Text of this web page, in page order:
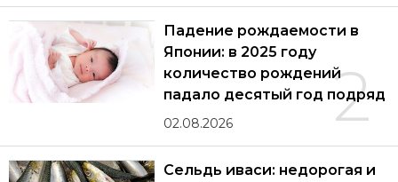
2
Падение рождаемости в
Японии: в 2025 году
количество рождений
падало десятый год подряд
02.08.2026
Сельдь иваси: недорогая и